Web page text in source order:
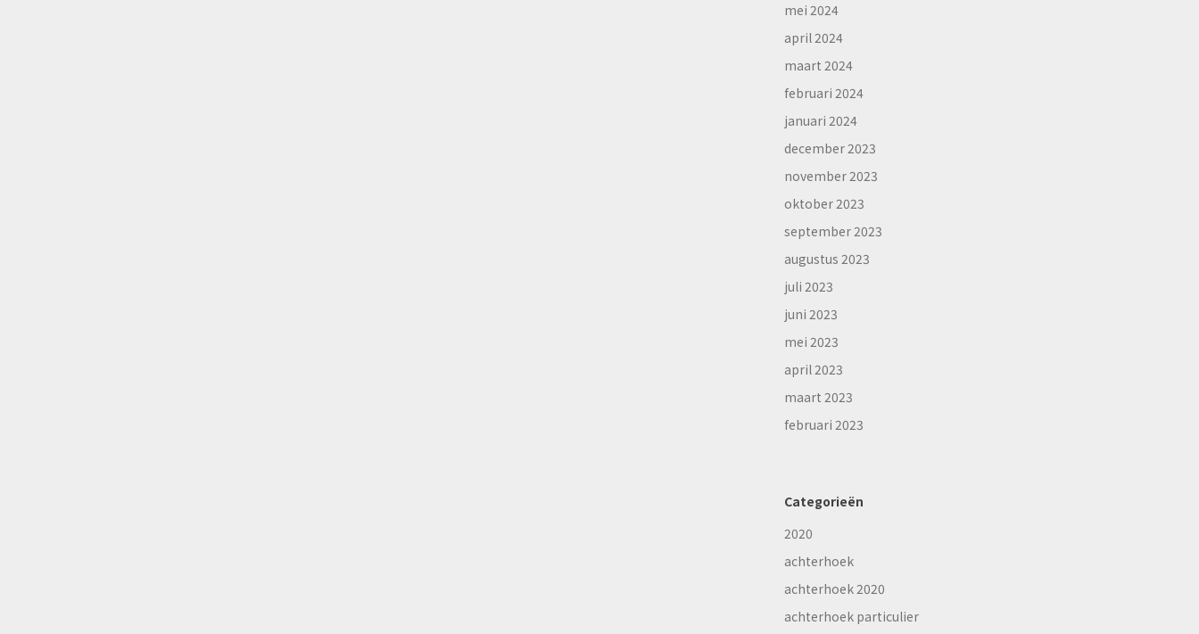
mei 2024
april 2024
maart 2024
februari 2024
januari 2024
december 2023
november 2023
oktober 2023
september 2023
augustus 2023
juli 2023
juni 2023
mei 2023
april 2023
maart 2023
februari 2023
Categorieën
2020
achterhoek
achterhoek 2020
achterhoek particulier